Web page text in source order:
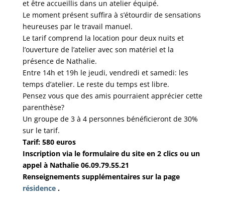
et être accueillis dans un atelier équipé.
Le moment présent suffira à s’étourdir de sensations
heureuses par le travail manuel.
Le tarif comprend la location pour deux nuits et
l’ouverture de l’atelier avec son matériel et la
présence de Nathalie.
Entre 14h et 19h le jeudi, vendredi et samedi: les
temps d’atelier. Le reste du temps est libre.
Pensez vous que des amis pourraient apprécier cette
parenthèse?
Un groupe de 3 à 4 personnes bénéficieront de 30%
sur le tarif.
Tarif: 580 euros
Inscription via le formulaire du site en 2 clics ou un
appel à Nathalie 06.09.79.55.21
Renseignements supplémentaires sur la page
résidence .